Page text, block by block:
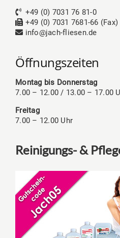
+49 (0) 7031 76 81-0
+49 (0) 7031 7681-66 (Fax)
info@jach-fliesen.de
Öffnungszeiten
Montag bis Donnerstag
7.00 – 12.00 / 13.00 – 17.00
Freitag
7.00 – 12.00 Uhr
Reinigungs- &